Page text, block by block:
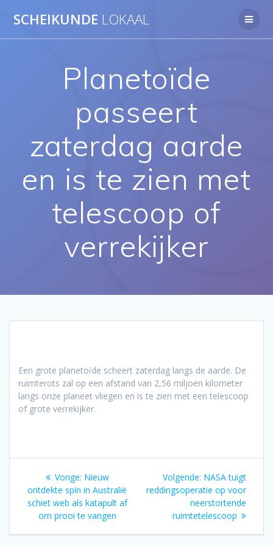
naar
SCHEIKUNDE LOKAAL
Planetoïde
passeert
zaterdag aarde
en is te zien met
telescoop of
verrekijker
Een grote planetoïde scheert zaterdag langs de aarde. De
ruimterots zal op een afstand van 2,56 miljoen kilometer
langs onze planeet vliegen en is te zien met een telescoop
of grote verrekijker.
Bericht
navigatie
Vorige: Vorig
bericht:
Nieuw
ontdekte spin in Australië
schiet web als katapult af
om prooi te vangen
Volgende: Volgend
bericht:
NASA tuigt
reddingsoperatie op voor
neerstortende
ruimtetelescoop